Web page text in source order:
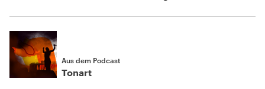
Aus dem Podcast
Tonart